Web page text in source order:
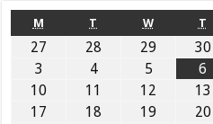
M T W T
27 28 29 30
3
4 5 6
10
11 12 13
17
18 19 20